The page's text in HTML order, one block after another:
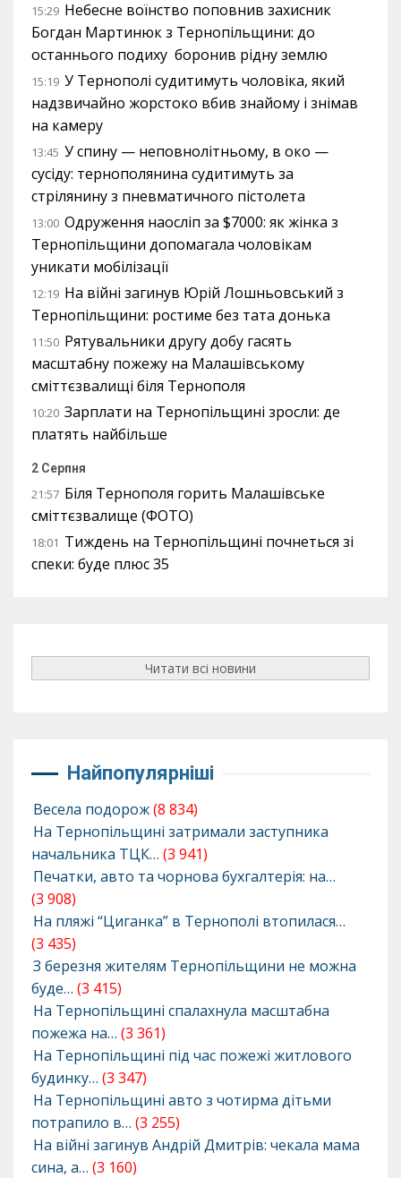
15:29 Небесне воїнство поповнив захисник
Богдан Мартинюк з Тернопільщини: до
останнього подиху боронив рідну землю
15:19 У Тернополі судитимуть чоловіка, який
надзвичайно жорстоко вбив знайому і знімав
на камеру
13:45 У спину — неповнолітньому, в око —
сусіду: тернополянина судитимуть за
стрілянину з пневматичного пістолета
13:00 Одруження наосліп за $7000: як жінка з
Тернопільщини допомагала чоловікам
уникати мобілізації
12:19 На війні загинув Юрій Лошньовський з
Тернопільщини: ростиме без тата донька
11:50 Рятувальники другу добу гасять
масштабну пожежу на Малашівському
сміттєзвалищі біля Тернополя
10:20 Зарплати на Тернопільщині зросли: де
платять найбільше
2 Серпня
21:57 Біля Тернополя горить Малашівське
сміттєзвалище (ФОТО)
18:01 Тиждень на Тернопільщині почнеться зі
спеки: буде плюс 35
Читати всі новини
Найпопулярніші
Весела подорож(8 834)
На Тернопільщині затримали заступника
начальника ТЦК… (3 941)
Печатки, авто та чорнова бухгалтерія: на…
(3 908)
На пляжі “Циганка” в Тернополі втопилася…
(3 435)
З березня жителям Тернопільщини не можна
буде… (3 415)
На Тернопільщині спалахнула масштабна
пожежа на… (3 361)
На Тернопільщині під час пожежі житлового
будинку… (3 347)
На Тернопільщині авто з чотирма дітьми
потрапило в… (3 255)
На війні загинув Андрій Дмитрів: чекала мама
сина, а… (3 160)